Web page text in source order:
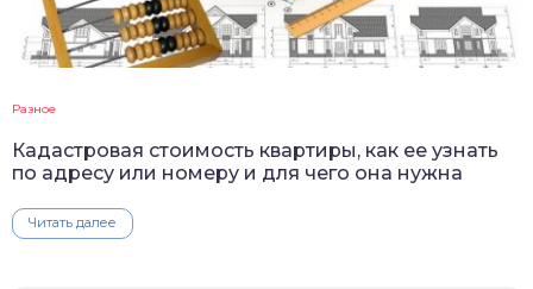
Разное
Кадастровая стоимость квартиры, как ее узнать
по адресу или номеру и для чего она нужна
Читать далее